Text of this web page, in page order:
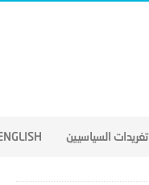
تغريدات السياسيين